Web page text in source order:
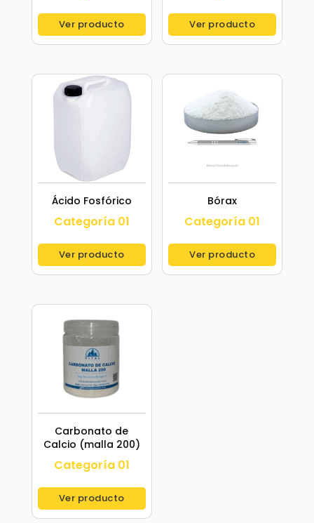
Ver producto Ver producto
Ácido Fosfórico
Categoría 01
Ver producto
Bórax
Categoría 01
Ver producto
Carbonato de
Calcio (malla 200)
Categoría 01
Ver producto